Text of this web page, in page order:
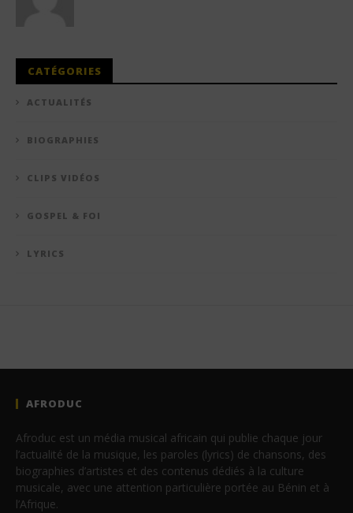
CATÉGORIES
ACTUALITÉS
BIOGRAPHIES
CLIPS VIDÉOS
GOSPEL & FOI
LYRICS
AFRODUC
Afroduc est un média musical africain qui publie chaque jour
l’actualité de la musique, les paroles (lyrics) de chansons, des
biographies d’artistes et des contenus dédiés à la culture
musicale, avec une attention particulière portée au Bénin et à
l’Afrique.